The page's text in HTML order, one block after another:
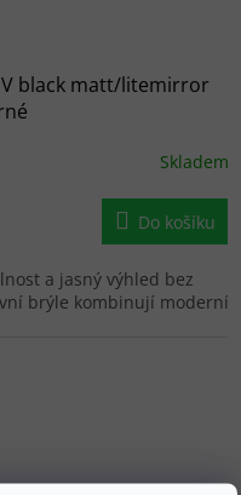
V black matt/litemirror
Skladem
Do košíku
a jasný výhled bez
brýle kombinují moderní